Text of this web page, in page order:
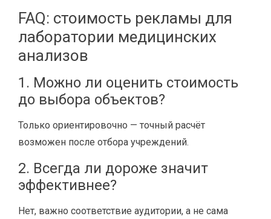
FAQ: стоимость рекламы для
лаборатории медицинских
анализов
1. Можно ли оценить стоимость
до выбора объектов?
Только ориентировочно — точный расчёт
возможен после отбора учреждений.
2. Всегда ли дороже значит
эффективнее?
Нет, важно соответствие аудитории, а не сама